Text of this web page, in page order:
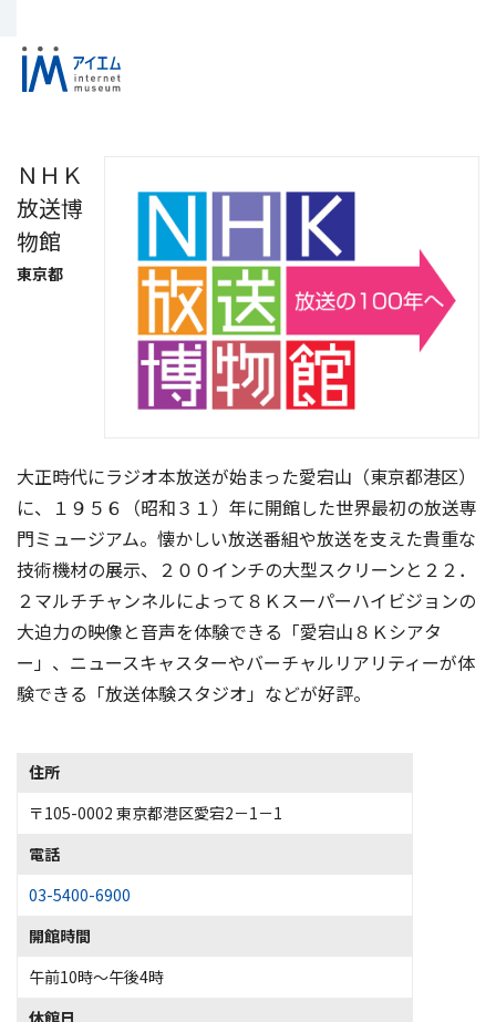
ＮＨＫ
放送博
物館
東京都
大正時代にラジオ本放送が始まった愛宕山（東京都港区）
に、１９５６（昭和３１）年に開館した世界最初の放送専
門ミュージアム。懐かしい放送番組や放送を支えた貴重な
技術機材の展示、２００インチの大型スクリーンと２２．
２マルチチャンネルによって８Ｋスーパーハイビジョンの
大迫力の映像と音声を体験できる「愛宕山８Ｋシアタ
ー」、ニュースキャスターやバーチャルリアリティーが体
住所
〒105-0002 東京都港区愛宕2－1－1
電話
03-5400-6900
開館時間
午前10時～午後4時
休館日